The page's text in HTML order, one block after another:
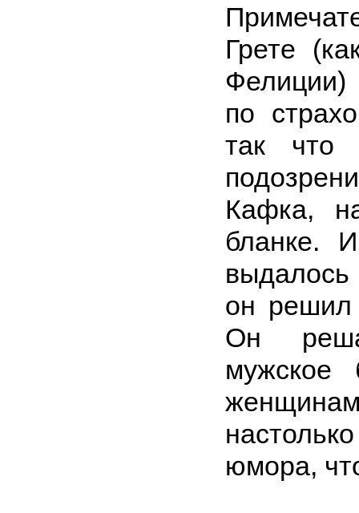
Грете
Фелиции)
по
так что
Кафка,
бланке.
он решил
Он
мужское
юмора,